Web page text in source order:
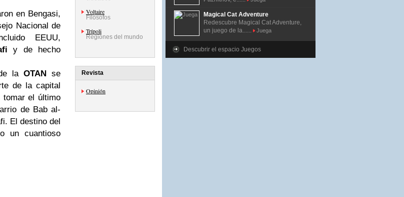
en Bengasi,
Nacional de
EEUU,
y de hecho
la OTAN se
de la capital
tomar el último
de Bab al-
El destino del
un cuantioso
Voltaire
Filósofos
Trípoli
Regiones del mundo
Revista
Opinión
Magical Cat Adventure
Redescubre Magical Cat Adventure,
un juego de la......
Juega
Descubrir el espacio Juegos